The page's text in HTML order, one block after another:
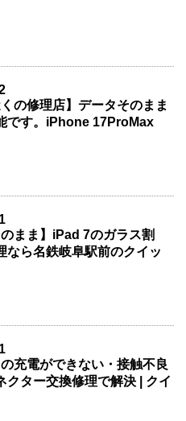
くの修理店】データそのまま
です。iPhone 17ProMax
のまま】iPad 7のガラス割
なら名鉄岐阜駅前のクイッ
充電ができない・接触不良
クター交換修理で解決 | クイ